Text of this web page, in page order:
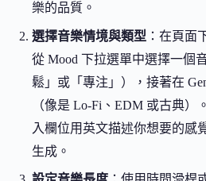
樂的品質。
選擇音樂情境與類型 ：在頁面
從 Mood 下拉選單中選擇一個
鬆」或「專注」），接著在
（像是 Lo-Fi、EDM 或古典）
入欄位用英文描述你想要的感
生成。